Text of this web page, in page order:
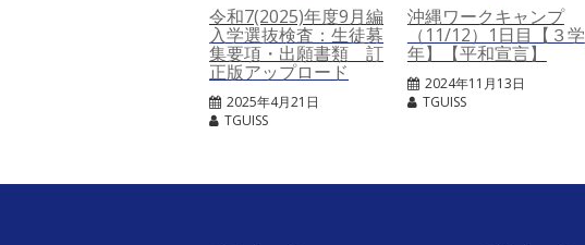
令和7(2025)年度9月編
入学選抜検査：生徒募
集要項・出願書類 訂
正版アップロード
2025年4月21日
TGUISS
沖縄ワークキャンプ
（11/12）1日目【３学
年】【平和宣言】
2024年11月13日
TGUISS